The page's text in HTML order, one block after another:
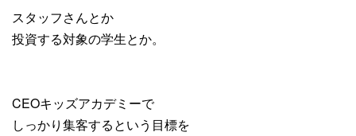
スタッフさんとか
投資する対象の学生とか。
CEOキッズアカデミーで
しっかり集客するという目標を